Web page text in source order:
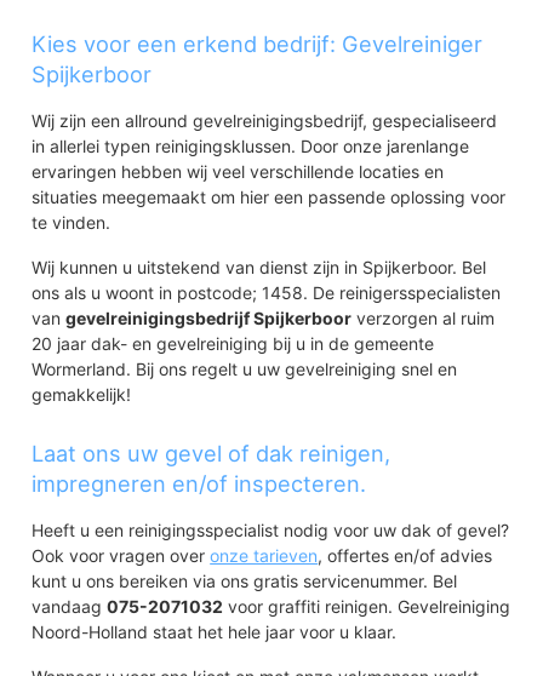
Kies voor een erkend bedrijf: Gevelreiniger
Spijkerboor
Wij zijn een allround gevelreinigingsbedrijf, gespecialiseerd
in allerlei typen reinigingsklussen. Door onze jarenlange
ervaringen hebben wij veel verschillende locaties en
situaties meegemaakt om hier een passende oplossing voor
te vinden.
Wij kunnen u uitstekend van dienst zijn in Spijkerboor. Bel
ons als u woont in postcode; 1458. De reinigersspecialisten
vangevelreinigingsbedrijf Spijkerboor verzorgen al ruim
20 jaar dak- en gevelreiniging bij u in de gemeente
Wormerland. Bij ons regelt u uw gevelreiniging snel en
gemakkelijk!
Laat ons uw gevel of dak reinigen,
impregneren en/of inspecteren.
Heeft u een reinigingsspecialist nodig voor uw dak of gevel?
Ook voor vragen overonze tarieven, offertes en/of advies
kunt u ons bereiken via ons gratis servicenummer. Bel
vandaag075-2071032 voor graffiti reinigen. Gevelreiniging
Noord-Holland staat het hele jaar voor u klaar.